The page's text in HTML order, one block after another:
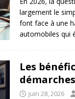
largement le
font face à une
automobiles qui
Les
juin 28, 2026